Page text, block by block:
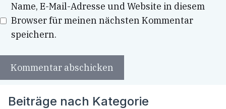
Name, E-Mail-Adresse und Website in diesem
Browser für meinen nächsten Kommentar
speichern.
Beiträge nach Kategorie